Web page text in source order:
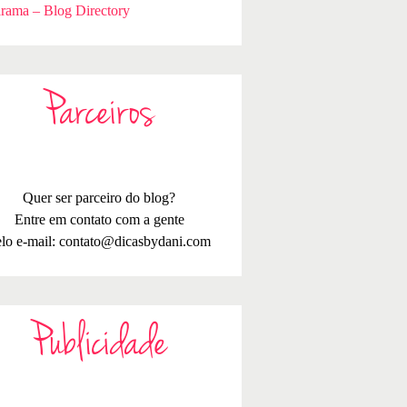
– Blog Directory
Parceiros
Quer ser parceiro do blog?
Entre em contato com a gente
e-mail: contato@dicasbydani.com
Publicidade